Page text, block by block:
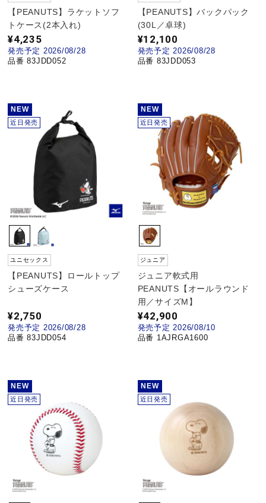
卓球
ソフトボール
ウィンタースポーツ
ワーキング
ライフスタイルグッズ
アウトドア／レイン
サポーター
【PEANUTS】ラケットソフ
トケース(2本入れ)
¥4,235
発売予定 2026/08/28
品番 83JDD052
【PEANUTS】バックパック
(30L／卓球)
¥12,100
発売予定 2026/08/28
品番 83JDD053
NEW
近日発売
ユニセックス
【PEANUTS】ロールトップ
シューズケース
¥2,750
発売予定 2026/08/28
品番 83JDD054
NEW
近日発売
ジュニア
ジュニア軟式用
PEANUTS【オールラウンド
用／サイズM】
¥42,900
発売予定 2026/08/10
品番 1AJRGA1600
NEW
近日発売
NEW
近日発売